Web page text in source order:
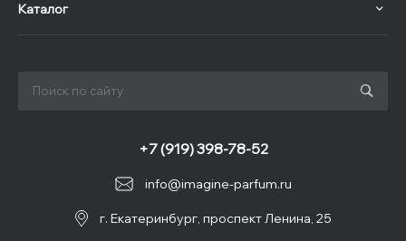
Каталог
info@imagine-parfum.ru
+7 (919) 398-78-52
г. Екатеринбург, проспект Ленина, 25